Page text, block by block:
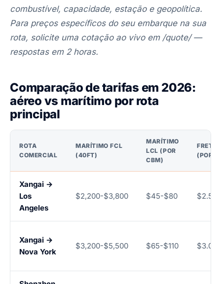
combustível, capacidade, estação e geopolítica.
Para preços específicos do seu embarque na sua
rota, solicite uma cotação ao vivo em /quote/ —
respostas em 2 horas.
Comparação de tarifas em 2026:
aéreo vs marítimo por rota
principal
ROTA
COMERCIAL
MARÍTIMO FCL
(40FT)
MARÍTIMO
LCL (POR
CBM)
FRETE
(POR
Xangai →
Los
Angeles
$2,200-$3,800 $45-$80
Xangai →
Nova York
$3,200-$5,500 $65-$110